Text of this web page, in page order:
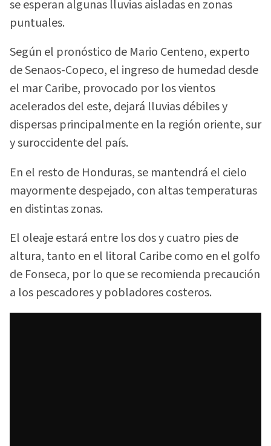
se esperan algunas lluvias aisladas en zonas
puntuales.
Según el pronóstico de Mario Centeno, experto
de Senaos-Copeco, el ingreso de humedad desde
el mar Caribe, provocado por los vientos
acelerados del este, dejará lluvias débiles y
dispersas principalmente en la región oriente, sur
y suroccidente del país.
En el resto de Honduras, se mantendrá el cielo
mayormente despejado, con altas temperaturas
en distintas zonas.
El oleaje estará entre los dos y cuatro pies de
altura, tanto en el litoral Caribe como en el golfo
de Fonseca, por lo que se recomienda precaución
a los pescadores y pobladores costeros.